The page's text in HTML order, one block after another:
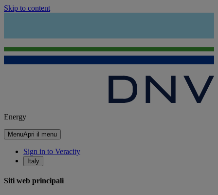
Skip to content
Energy
MenuApri il menu
Sign in to Veracity
Italy
Siti web principali